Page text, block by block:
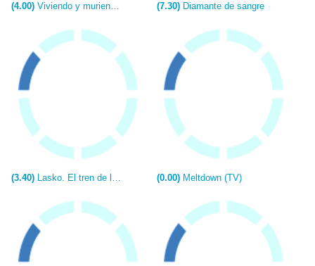
(4.00) Viviendo y muriendo (Living & Dying) (7.30) Diamante de sangre
(3.40) Lasko. El tren de la muerte (TV) (0.00) Meltdown (TV)